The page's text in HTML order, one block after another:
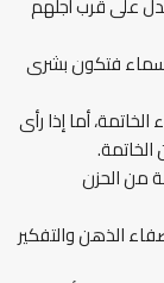
على قرب أجلهم
فتكون بشرى
أما إذا رأى
من الحزن
الذهن والتفكير